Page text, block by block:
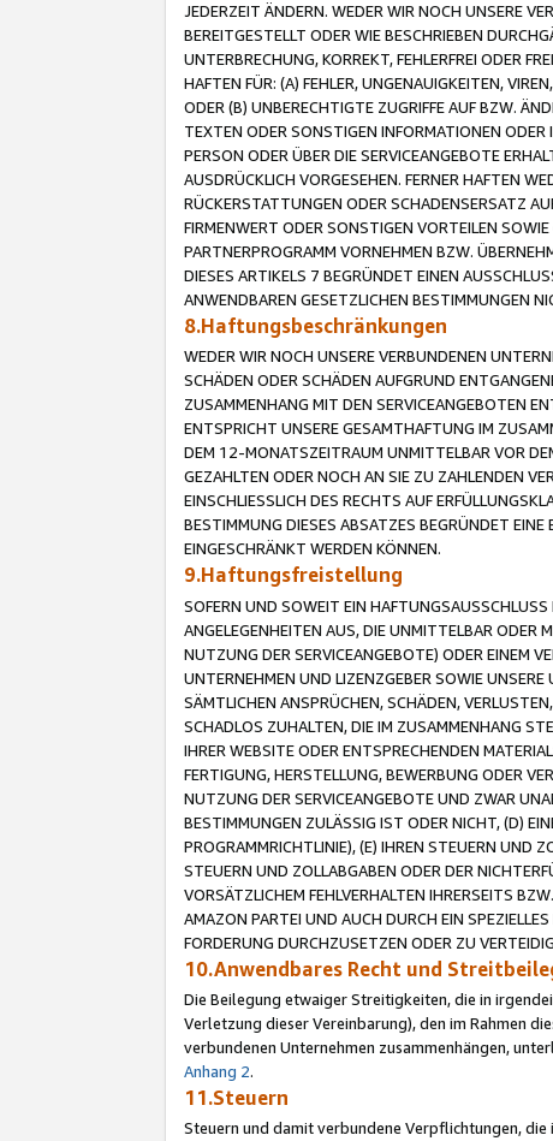
JEDERZEIT ÄNDERN. WEDER WIR NOCH UNSERE
BEREITGESTELLT ODER WIE BESCHRIEBEN
UNTERBRECHUNG, KORREKT, FEHLERFREI ODER
HAFTEN FÜR: (A) FEHLER, UNGENAUIGKEITEN,
ODER (B) UNBERECHTIGTE ZUGRIFFE AUF BZW.
TEXTEN ODER SONSTIGEN INFORMATIONEN ODER
PERSON ODER ÜBER DIE SERVICEANGEBOTE
AUSDRÜCKLICH VORGESEHEN. FERNER HAFTEN
RÜCKERSTATTUNGEN ODER SCHADENSERSATZ
FIRMENWERT ODER SONSTIGEN VORTEILEN
PARTNERPROGRAMM VORNEHMEN BZW.
DIESES ARTIKELS 7 BEGRÜNDET EINEN
ANWENDBAREN GESETZLICHEN BESTIMMUNGEN
8.Haftungsbeschränkungen
WEDER WIR NOCH UNSERE VERBUNDENEN
SCHÄDEN ODER SCHÄDEN AUFGRUND
ZUSAMMENHANG MIT DEN SERVICEANGEBOTEN
ENTSPRICHT UNSERE GESAMTHAFTUNG IM
DEM 12-MONATSZEITRAUM UNMITTELBAR VOR
GEZAHLTEN ODER NOCH AN SIE ZU ZAHLENDEN
EINSCHLIESSLICH DES RECHTS AUF
BESTIMMUNG DIESES ABSATZES BEGRÜNDET
EINGESCHRÄNKT WERDEN KÖNNEN.
9.Haftungsfreistellung
SOFERN UND SOWEIT EIN
ANGELEGENHEITEN AUS, DIE UNMITTELBAR ODER
NUTZUNG DER SERVICEANGEBOTE) ODER EINEM
UNTERNEHMEN UND LIZENZGEBER SOWIE
SÄMTLICHEN ANSPRÜCHEN, SCHÄDEN,
SCHADLOS ZUHALTEN, DIE IM ZUSAMMENHANG
IHRER WEBSITE ODER ENTSPRECHENDEN
FERTIGUNG, HERSTELLUNG, BEWERBUNG ODER
NUTZUNG DER SERVICEANGEBOTE UND ZWAR
BESTIMMUNGEN ZULÄSSIG IST ODER NICHT, (D)
PROGRAMMRICHTLINIE), (E) IHREN STEUERN UND
STEUERN UND ZOLLABGABEN ODER DER
VORSÄTZLICHEM FEHLVERHALTEN IHRERSEITS
AMAZON PARTEI UND AUCH DURCH EIN
FORDERUNG DURCHZUSETZEN ODER ZU
10.Anwendbares Recht und
Die Beilegung etwaiger Streitigkeiten, die in
Verletzung dieser Vereinbarung), den im Rahmen
verbundenen Unternehmen zusammenhängen,
Anhang 2.
11.Steuern
Steuern und damit verbundene Verpflichtungen,